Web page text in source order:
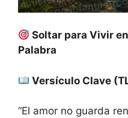
Soltar para Vivir
Palabra
Versículo Clave
“El amor no guarda